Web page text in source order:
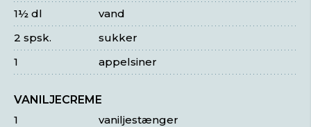
vand
1½ dl
sukker
2 spsk.
appelsiner
1
VANILJECREME
vaniljestænger
1